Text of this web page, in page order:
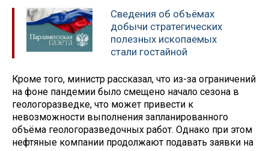
Сведения об объёмах
добычи стратегических
полезных ископаемых
стали гостайной
Кроме того, министр рассказал, что из-за ограничений
на фоне пандемии было смещено начало сезона в
геологоразведке, что может привести к
невозможности выполнения запланированного
объёма геологоразведочных работ. Однако при этом
нефтяные компании продолжают подавать заявки на